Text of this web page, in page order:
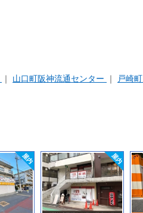
山口町阪神流通センター 戸崎町